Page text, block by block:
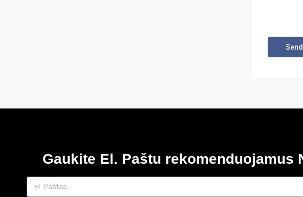
Gaukite El. Paštu rekomenduojamus